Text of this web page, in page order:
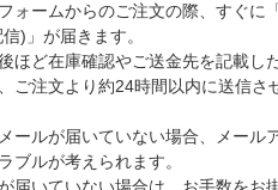
ォームからのご注文の際、すぐに
)」が届きます。
ほど在庫確認やご送金先を記載し
ご注文より約24時間以内に送信さ
ールが届いていない場合、メール
ブルが考えられます。